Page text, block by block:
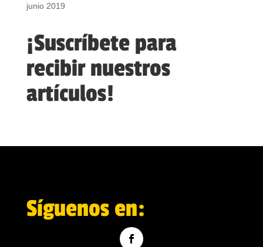
junio 2019
¡Suscríbete para
recibir nuestros
artículos!
Síguenos en: